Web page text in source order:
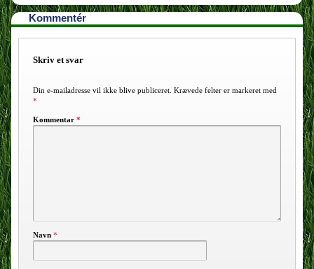
Kommentér
Skriv et svar
Din e-mailadresse vil ikke blive publiceret. Krævede felter er markeret med
*
Kommentar *
Navn *